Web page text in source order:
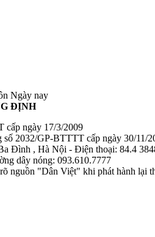
Ngày nay
ĐỊNH
cấp ngày 17/3/2009
số 2032/GP-BTTTT cấp ngày 30/11/
Đình , Hà Nội - Điện thoại: 84.4
dây nóng: 093.610.7777
nguồn "Dân Việt" khi phát hành lại